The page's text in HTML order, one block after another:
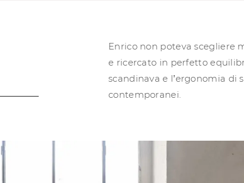
Enrico non poteva scegliere
e ricercato in perfetto
scandinava e l’ergonomia
contemporanei.